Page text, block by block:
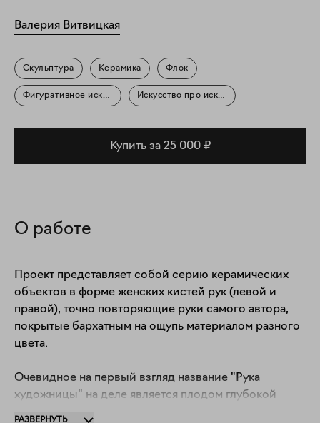
Валерия Витвицкая
Скульптура Керамика Флок
Фигуративное искусство Искусство про искусство
Купить за 25 000 ₽
О работе
Проект представляет собой серию керамических
объектов в форме женских кистей рук (левой и
правой), точно повторяющие руки самого автора,
покрытые бархатным на ощупь материалом разного
цвета.
Очевидное на первый взгляд название "Рука
художницы" на деле является плодом глубокой
РАЗВЕРНУТЬ